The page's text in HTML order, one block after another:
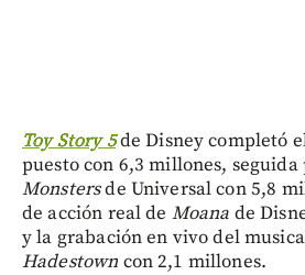
Toy Story 5de Disney completó
puesto con 6,3 millones, seguida
Monstersde Universal con 5,8
de acción real de Moana de
y la grabación en vivo del
Hadestown con 2,1 millones.